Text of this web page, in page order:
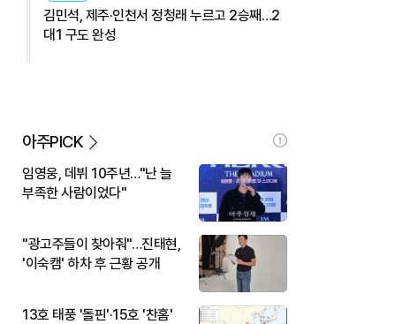
김민석, 제주·인천서 정청래 누르고 2승째…2
대1 구도 완성
아주PICK
임영웅, 데뷔 10주년…"난 늘
부족한 사람이었다"
"광고주들이 찾아줘"…진태현,
'이숙캠' 하차 후 근황 공개
13호 태풍 '돌핀'·15호 '찬홈'